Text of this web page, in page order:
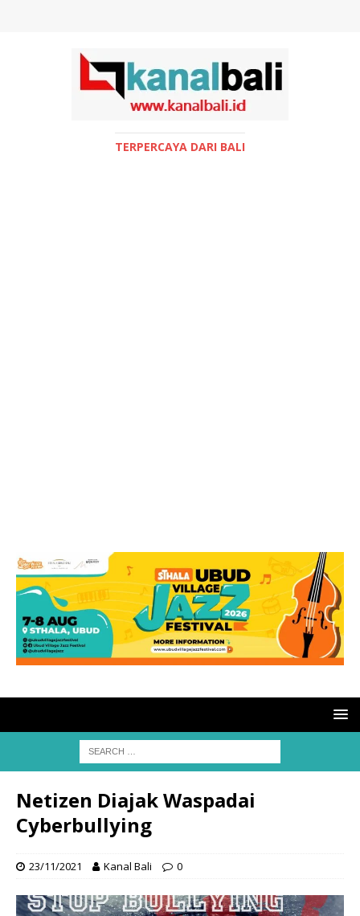
TERPERCAYA DARI BALI
Netizen Diajak Waspadai
Cyberbullying
23/11/2021 Kanal Bali 0